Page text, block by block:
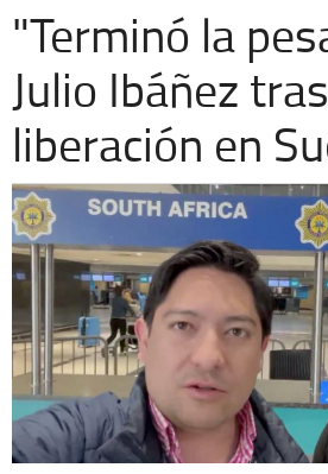
Cronos
Economía
Espectáculos
Extra +
"Terminó la
Julio Ibáñez tras
liberación en